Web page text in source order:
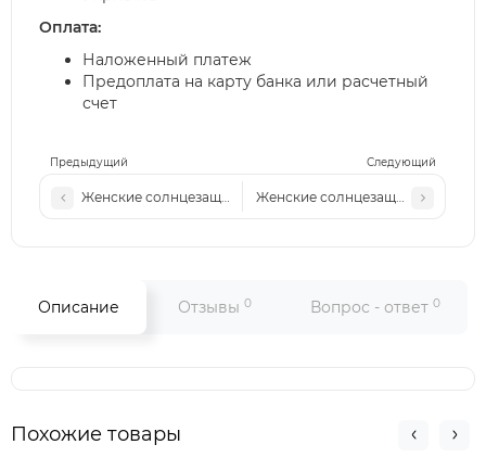
Предыдущий Следующий
Женские солнцезащитные очки ММ 2505 с2 сталь-
Женские солнцезащитные очки
Оплата:
Наложенный платеж
Предоплата на карту банка или расчетный
счет
Описание Отзывы 0 Вопрос - ответ 0
Похожие товары